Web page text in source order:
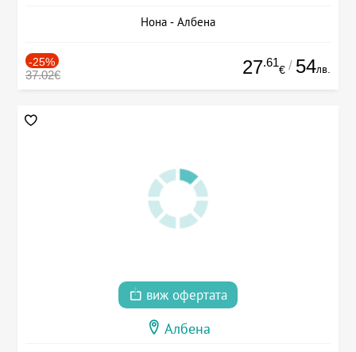
Нона - Албена
-25%
37.02€ 27.61
€ / 54лв.
виж офертата
Албена